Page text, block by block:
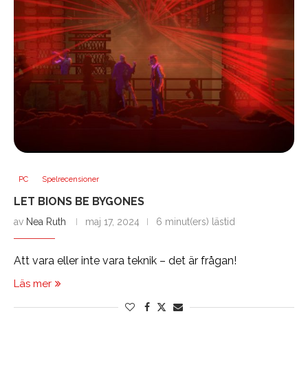
PC Spelrecensioner
LET BIONS BE BYGONES
av Nea Ruth maj 17, 2024 6 minut(ers) lästid
Att vara eller inte vara teknik – det är frågan!
Läs mer